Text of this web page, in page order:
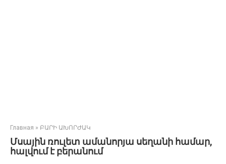
Главная » ԲԱՐԻ ԱԽՈՐԺԱԿ
Մսային ռուլետ ամանորյա սեղանի համար,
հալվում է բերանում